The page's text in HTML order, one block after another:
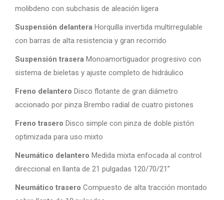
molibdeno con subchasis de aleación ligera
Suspensión delantera Horquilla invertida multirregulable
con barras de alta resistencia y gran recorrido
Suspensión trasera Monoamortiguador progresivo con
sistema de bieletas y ajuste completo de hidráulico
Freno delantero Disco flotante de gran diámetro
accionado por pinza Brembo radial de cuatro pistones
Freno trasero Disco simple con pinza de doble pistón
optimizada para uso mixto
Neumático delantero Medida mixta enfocada al control
direccional en llanta de 21 pulgadas 120/70/21”
Neumático trasero Compuesto de alta tracción montado